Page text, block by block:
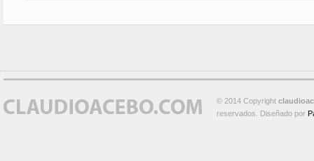
© 2014 Copyright
reservados. Diseñado por